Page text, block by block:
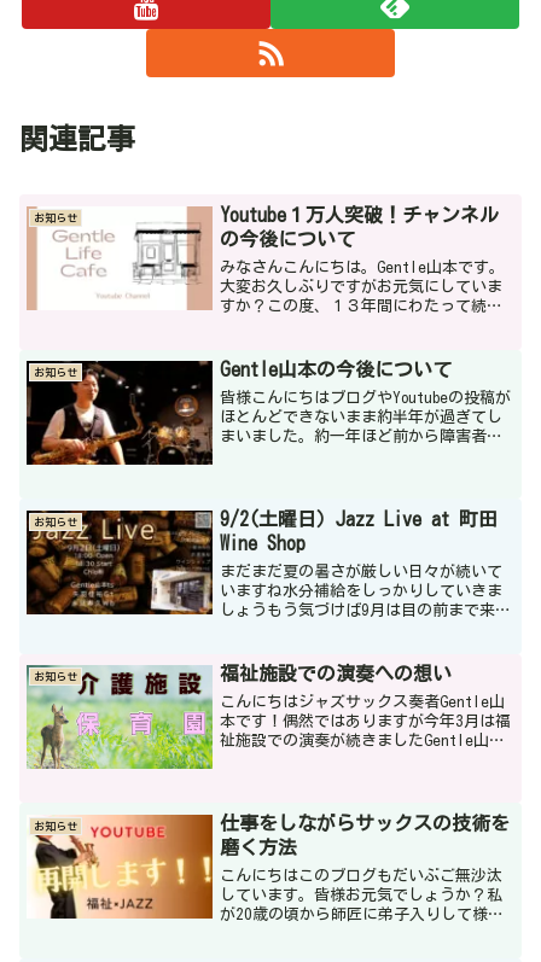
関連記事
お知らせ
Youtube１万人突破！チャンネル
の今後について
みなさんこんにちは。Gentle山本です。
大変お久しぶりですがお元気にしていま
すか？この度、１３年間にわたって続け
1万人突破いたしました！...
お知らせ Gentle山本の今後について
皆様こんにちはブログやYoutubeの投稿が
ほとんどできないまま約半年が過ぎてし
まいました。約一年ほど前から障害者を
常生活で生きづら...
お知らせ
9/2(土曜日）Jazz Live at 町田
Wine Shop
まだまだ夏の暑さが厳しい日々が続いて
いますね水分補給をしっかりしていきま
しょうもう気づけば9月は目の前まで来て
Wine Shop Un petite peu（アンプ...
お知らせ 福祉施設での演奏への想い
こんにちはジャズサックス奏者Gentle山
本です！偶然ではありますが今年3月は福
祉施設での演奏が続きましたGentle山本
スやカフェ...
お知らせ
仕事をしながらサックスの技術を
磨く方法
こんにちはこのブログもだいぶご無沙汰
しています。皆様お元気でしょうか？私
が20歳の頃から師匠に弟子入りして様々